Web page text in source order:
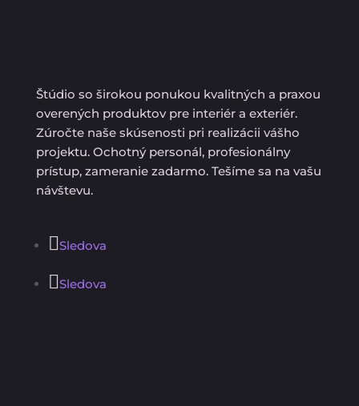
Štúdio so širokou ponukou kvalitných a praxou
overených produktov pre interiér a exteriér.
Zúročte naše skúsenosti pri realizácii vášho
projektu. Ochotný personál, profesionálny
prístup, zameranie zadarmo. Tešíme sa na vašu
návštevu.
Sledova
Sledova